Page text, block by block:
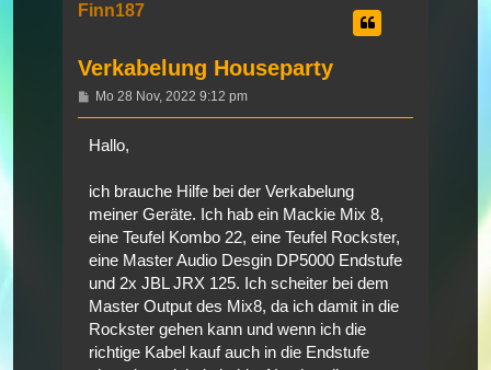
Finn187
Verkabelung Houseparty
Beitrag
Mo 28 Nov, 2022 9:12 pm
Hallo,
ich brauche Hilfe bei der Verkabelung
meiner Geräte. Ich hab ein Mackie Mix 8,
eine Teufel Kombo 22, eine Teufel Rockster,
eine Master Audio Desgin DP5000 Endstufe
und 2x JBL JRX 125. Ich scheiter bei dem
Master Output des Mix8, da ich damit in die
Rockster gehen kann und wenn ich die
richtige Kabel kauf auch in die Endstufe